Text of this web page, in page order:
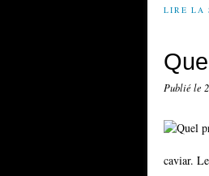
LIRE LA
Publié le
caviar.